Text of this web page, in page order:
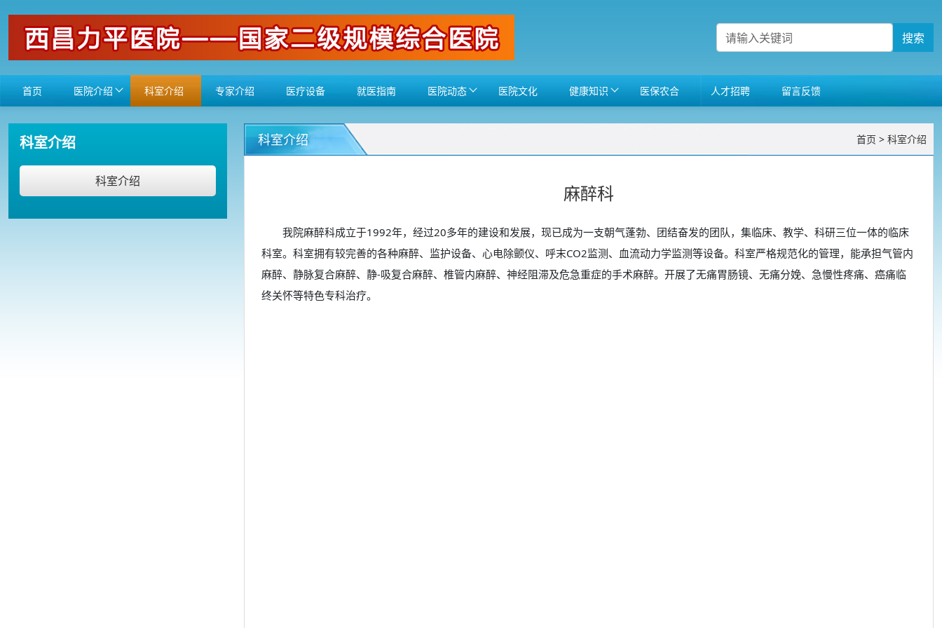
搜索
首页 医院介绍 科室介绍 专家介绍 医疗设备 就医指南 医院动态 医院文化 健康知识 医保农合 人才招聘 留言反馈
科室介绍
科室介绍
科室介绍 首页 > 科室介绍
麻醉科
我院麻醉科成立于1992年，经过20多年的建设和发展，现已成为一支朝气蓬勃、团结奋发的团队，集临床、教学、科研三位一体的临床
科室。科室拥有较完善的各种麻醉、监护设备、心电除颤仪、呼末CO2监测、血流动力学监测等设备。科室严格规范化的管理，能承担气管内
麻醉、静脉复合麻醉、静-吸复合麻醉、椎管内麻醉、神经阻滞及危急重症的手术麻醉。开展了无痛胃肠镜、无痛分娩、急慢性疼痛、癌痛临
终关怀等特色专科治疗。